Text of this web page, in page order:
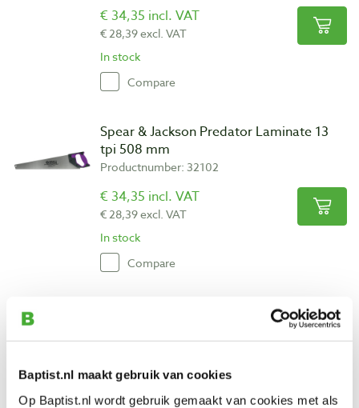
Baptist.nl maakt gebruik van cookies
Op Baptist.nl wordt gebruik gemaakt van cookies met als
€ 34,35 incl. VAT
€ 28,39 excl. VAT
In stock
Compare
Spear & Jackson Predator Laminate 13
tpi 508 mm
Productnumber: 32102
€ 34,35 incl. VAT
€ 28,39 excl. VAT
In stock
Compare
Spear & Jackson Predator UVPC 13 tpi
€ 34,35 incl. VAT
€ 28,39 excl. VAT